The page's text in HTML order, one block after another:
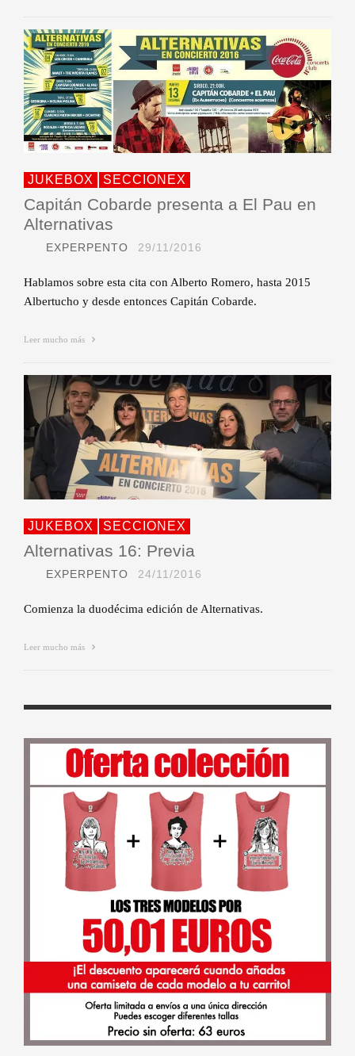
JUKEBOX SECCIONEX
Capitán Cobarde presenta a El Pau en
Alternativas
EXPERPENTO 29/11/2016
Hablamos sobre esta cita con Alberto Romero, hasta 2015
Albertucho y desde entonces Capitán Cobarde.
Leer mucho más
JUKEBOX SECCIONEX
Alternativas 16: Previa
EXPERPENTO 24/11/2016
Comienza la duodécima edición de Alternativas.
Leer mucho más